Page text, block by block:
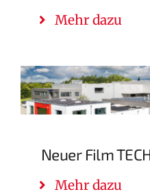
Mehr dazu
Neuer Film
Mehr dazu